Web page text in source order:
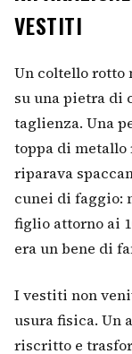
VESTITI
Un coltello rotto
su una pietra di
taglienza. Una
toppa di metallo
riparava
cunei di faggio:
figlio attorno ai
era un bene di
I vestiti non
usura fisica. Un
riscritto e